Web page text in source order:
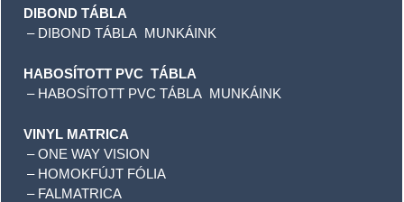
DIBOND TÁBLA
– DIBOND TÁBLA MUNKÁINK
HABOSÍTOTT PVC TÁBLA
– HABOSÍTOTT PVC TÁBLA MUNKÁINK
VINYL MATRICA
–ONE WAY VISION
– HOMOKFÚJT FÓLIA
– FALMATRICA